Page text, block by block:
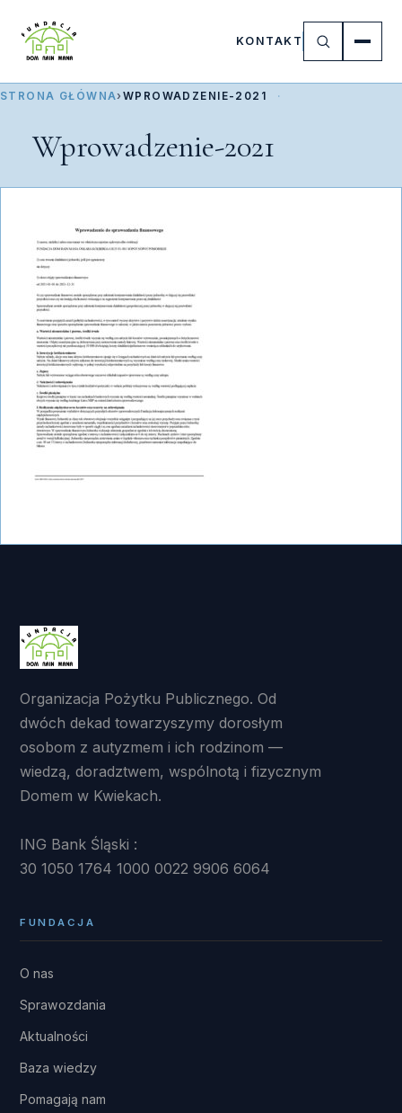
KONTAKT
STRONA GŁÓWNA› WPROWADZENIE-2021
Wprowadzenie-2021
Organizacja Pożytku Publicznego. Od
dwóch dekad towarzyszymy dorosłym
osobom z autyzmem i ich rodzinom —
wiedzą, doradztwem, wspólnotą i fizycznym
Domem w Kwiekach.
ING Bank Śląski :
30 1050 1764 1000 0022 9906 6064
FUNDACJA
O nas
Sprawozdania
Aktualności
Baza wiedzy
Pomagają nam